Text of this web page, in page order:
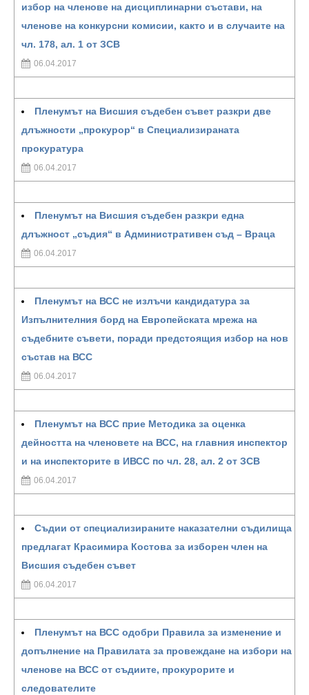
избор на членове на дисциплинарни състави, на
членове на конкурсни комисии, както и в случаите на
чл. 178, ал. 1 от ЗСВ
06.04.2017
Пленумът на Висшия съдебен съвет разкри две
длъжности „прокурор“ в Специализираната
прокуратура
06.04.2017
Пленумът на Висшия съдебен разкри една
длъжност „съдия“ в Административен съд – Враца
06.04.2017
Пленумът на ВСС не излъчи кандидатура за
Изпълнителния борд на Европейската мрежа на
съдебните съвети, поради предстоящия избор на нов
състав на ВСС
06.04.2017
Пленумът на ВСС прие Методика за оценка
дейността на членовете на ВСС, на главния инспектор
и на инспекторите в ИВСС по чл. 28, ал. 2 от ЗСВ
06.04.2017
Съдии от специализираните наказателни съдилища
предлагат Красимира Костова за изборен член на
Висшия съдебен съвет
06.04.2017
Пленумът на ВСС одобри Правила за изменение и
допълнение на Правилата за провеждане на избори на
членове на ВСС от съдиите, прокурорите и
следователите